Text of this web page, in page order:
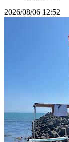
2026/08/06 12:52